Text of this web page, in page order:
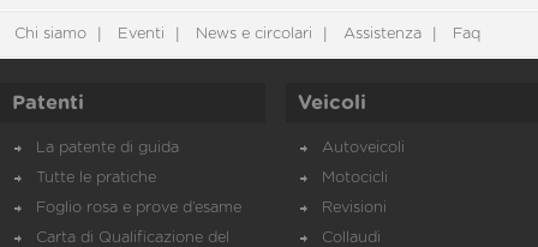
Chi siamo Eventi News e circolari Assistenza Faq
Patenti
La patente di guida
Tutte le pratiche
Foglio rosa e prove d’esame
Carta di Qualificazione del
Veicoli
Autoveicoli
Motocicli
Revisioni
Collaudi